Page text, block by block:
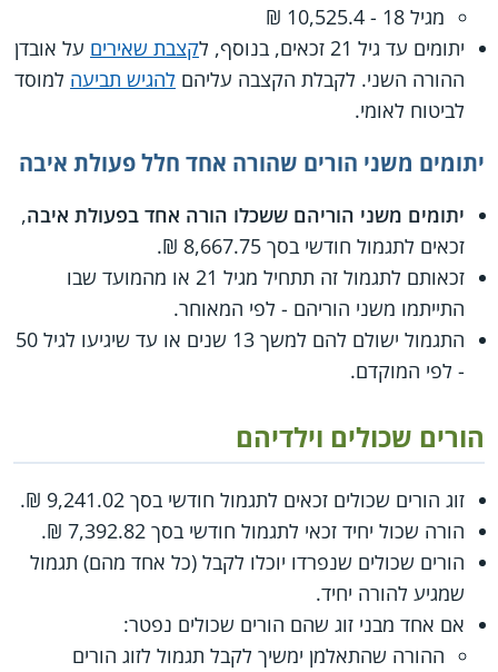
מגיל 18 - 10,525.4 ₪
יתומים עד גיל 21 זכאים, בנוסף, ל
קצבת שאירים על אובדן
ההורה השני. לקבלת הקצבה עליהם להגיש תביעה למוסד
לביטוח לאומי.
יתומים משני הורים שהורה אחד חלל פעולת איבה
יתומים משני הוריהם ששכלו הורה אחד בפעולת איבה,
זכאים לתגמול חודשי בסך 8,667.75 ₪.
זכאותם לתגמול זה תתחיל מגיל 21 או מהמועד שבו
התייתמו משני הוריהם - לפי המאוחר.
התגמול ישולם להם למשך 13 שנים או עד שיגיעו לגיל 50
- לפי המוקדם.
הורים שכולים וילדיהם
זוג הורים שכולים זכאים לתגמול חודשי בסך 9,241.02 ₪.
הורה שכול יחיד זכאי לתגמול חודשי בסך 7,392.82 ₪.
הורים שכולים שנפרדו יוכלו לקבל (כל אחד מהם) תגמול
שמגיע להורה יחיד.
אם אחד מבני זוג שהם הורים שכולים נפטר:
ההורה שהתאלמן ימשיך לקבל תגמול לזוג הורים